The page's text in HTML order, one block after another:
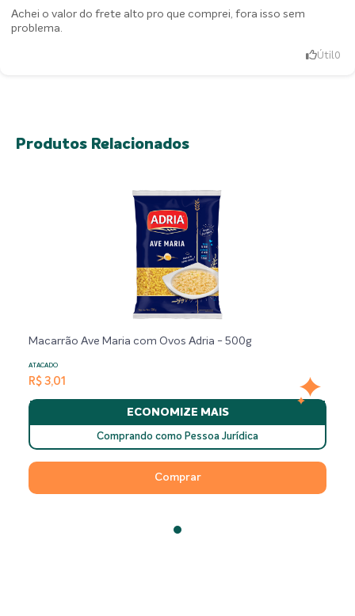
Achei o valor do frete alto pro que comprei, fora isso sem
problema.
Útil 0
Produtos Relacionados
Macarrão Ave Maria com Ovos Adria - 500g
ATACADO
R$ 3,01
ECONOMIZE MAIS
Comprando como Pessoa Jurídica
Comprar